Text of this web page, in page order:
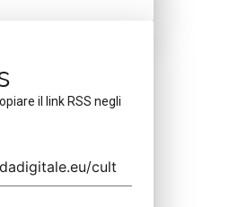
il link RSS negli